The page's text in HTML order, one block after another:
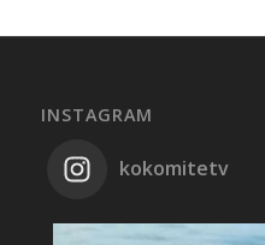
INSTAGRAM
kokomitetv